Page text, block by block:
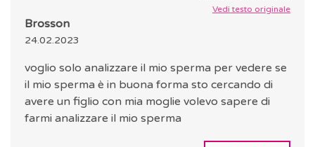
Vedi testo originale
Brosson
24.02.2023
voglio solo analizzare il mio sperma per vedere se
il mio sperma è in buona forma sto cercando di
avere un figlio con mia moglie volevo sapere di
farmi analizzare il mio sperma